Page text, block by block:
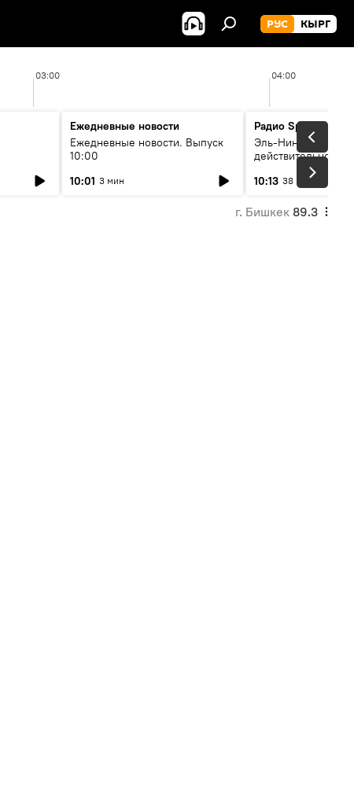
РУС КЫРГ
03:00 04:00
Ежедневные новости
Ежедневные новости. Выпуск
10:00
10:01 3 мин
Радио Sputnik
Эль-Ниньо, жара и
действительно
погоду в
10:13 38 мин
г. Бишкек 89.3